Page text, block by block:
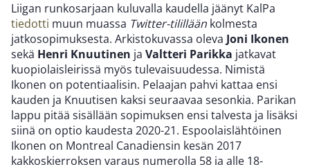
Liigan runkosarjaan kuluvalla kaudella jäänyt KalPa
tiedotti muun muassa Twitter-tilillään kolmesta
jatkosopimuksesta. Arkistokuvassa oleva Joni Ikonen
sekä Henri Knuutinen ja Valtteri Parikka jatkavat
kuopiolaisleirissä myös tulevaisuudessa. Nimistä
Ikonen on potentiaalisin. Pelaajan pahvi kattaa ensi
kauden ja Knuutisen kaksi seuraavaa sesonkia. Parikan
lappu pitää sisällään sopimuksen ensi talvesta ja lisäksi
siinä on optio kaudesta 2020-21. Espoolaislähtöinen
Ikonen on Montreal Canadiensin kesän 2017
kakkoskierroksen varaus numerolla 58 ja alle 18-